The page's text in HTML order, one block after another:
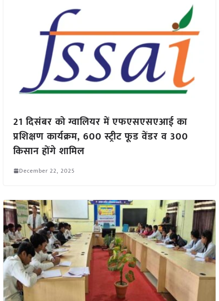
21 दिसंबर को ग्वालियर में एफएसएसएआई का
प्रशिक्षण कार्यक्रम, 600 स्ट्रीट फूड वेंडर व 300
किसान होंगे शामिल
December 22, 2025